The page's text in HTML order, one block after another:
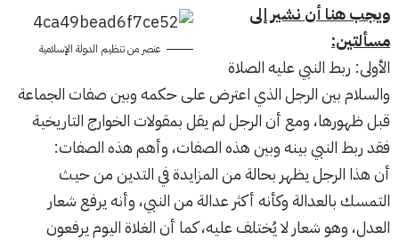
عنصر من تنظيم الدولة الإسلامية
ويجب هنا أن نشير إلى
مسألتين:
الأولى: ربط النبي عليه الصلاة
والسلام بين الرجل الذي اعترض على حكمه وبين صفات الجماعة
قبل ظهورها، ومع أن الرجل لم يقل بمقولات الخوارج التاريخية
فقد ربط النبي بينه وبين هذه الصفات، وأهم هذه الصفات:
أن هذا الرجل يظهر بحالة من المزايدة في التدين من حيث
التمسك بالعدالة وكأنه أكثر عدالة من النبي، وأنه يرفع شعار
العدل، وهو شعار لا يُختلف عليه، كما أن الغلاة اليوم يرفعون